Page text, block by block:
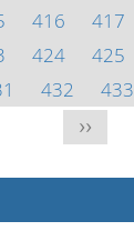
416 417
424 425
432 433
>>